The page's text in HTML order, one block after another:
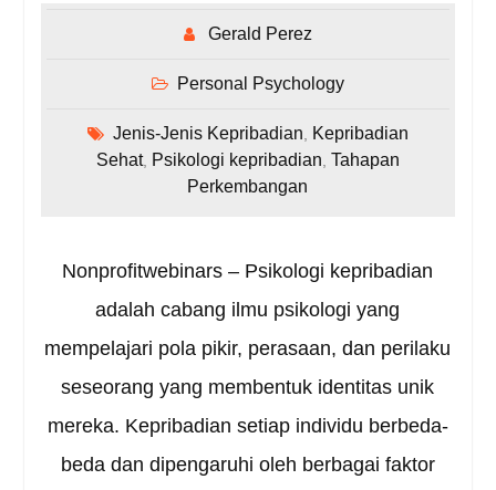
Gerald Perez
Personal Psychology
Jenis-Jenis Kepribadian
Kepribadian
Sehat, Psikologi kepribadian Tahapan
Perkembangan
Nonprofitwebinars – Psikologi kepribadian
adalah cabang ilmu psikologi yang
mempelajari pola pikir, perasaan, dan perilaku
seseorang yang membentuk identitas unik
mereka. Kepribadian setiap individu berbeda-
beda dan dipengaruhi oleh berbagai faktor